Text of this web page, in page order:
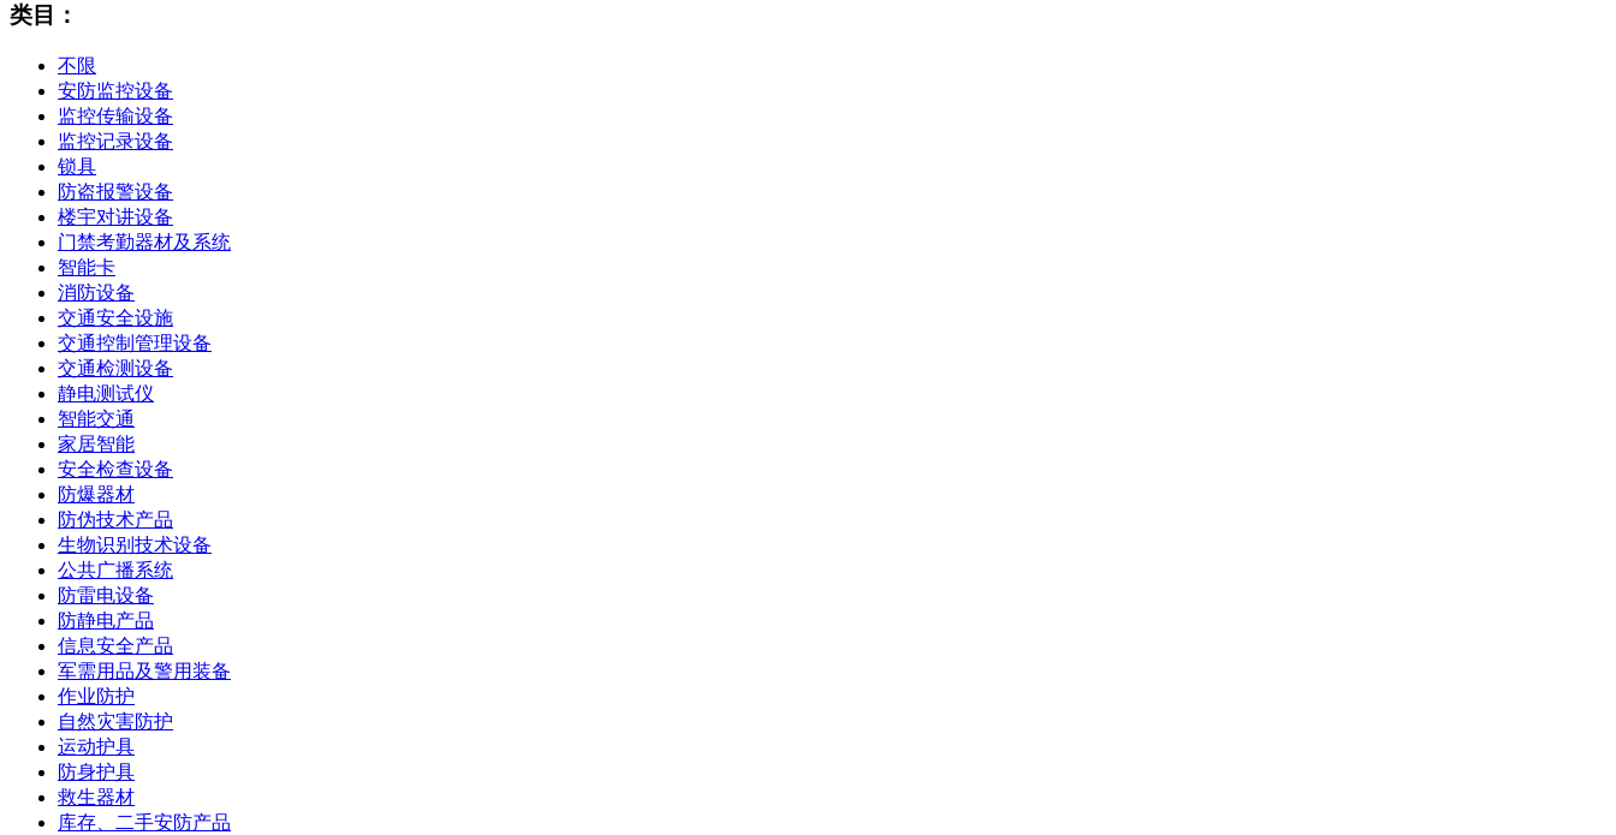
类目：
不限
安防监控设备
监控传输设备
监控记录设备
锁具
防盗报警设备
楼宇对讲设备
门禁考勤器材及系统
智能卡
消防设备
交通安全设施
交通控制管理设备
交通检测设备
静电测试仪
智能交通
家居智能
安全检查设备
防爆器材
防伪技术产品
生物识别技术设备
公共广播系统
防雷电设备
防静电产品
信息安全产品
军需用品及警用装备
作业防护
自然灾害防护
运动护具
防身护具
救生器材
库存、二手安防产品